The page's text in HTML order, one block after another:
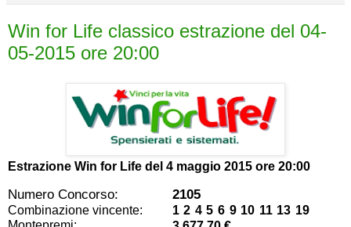
Win for Life classico estrazione del 04-
05-2015 ore 20:00
Estrazione Win for Life del 4 maggio 2015 ore 20:00
Numero Concorso: 2105
Combinazione vincente:
1 2 4 5 6 9 10 11 13 19